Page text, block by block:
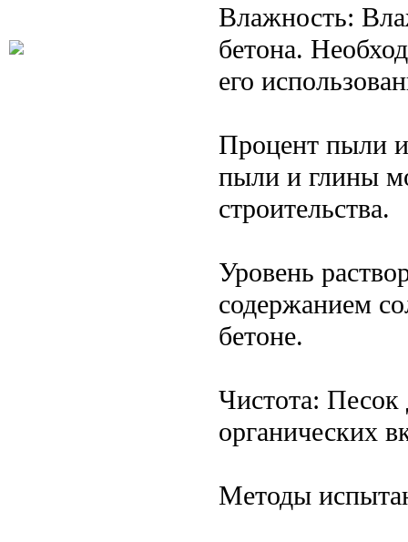
Влажность:
бетона.
его
Процент пыли
пыли и глины
строительства.
Уровень
содержанием
бетоне.
Чистота:
органических
Методы